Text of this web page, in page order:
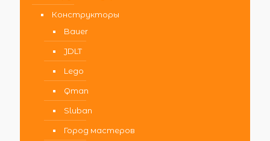
Конструкторы
Bauer
JDLT
Lego
Qman
Sluban
Город мастеров